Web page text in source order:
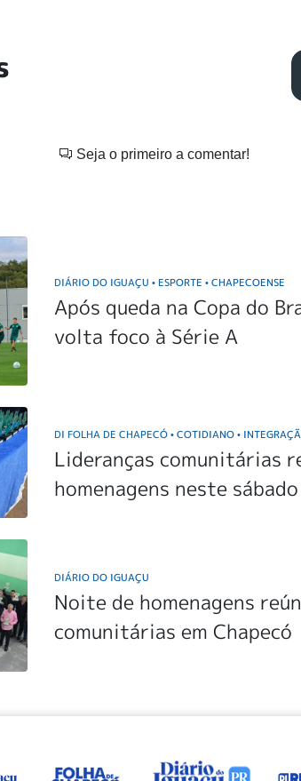
Seja o primeiro a comentar!
DIÁRIO DO IGUAÇU• ESPORTE• CHAPECOENSE
Após queda na Copa do
volta foco à Série A
DI FOLHA DE CHAPECÓ• COTIDIANO•
Lideranças comunitárias
homenagens neste sábado
DIÁRIO DO IGUAÇU
Noite de homenagens
comunitárias em Chapecó